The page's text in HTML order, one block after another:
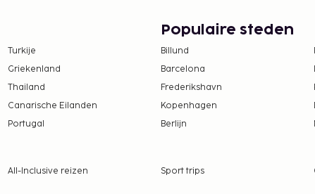
persoon, per nacht.
die jonger zijn dan 14
zijn mogelijk
Turkije
Griekenland
Thailand
Canarische Eilanden
Portugal
Populaire steden
Billund
Barcelona
Frederikshavn
Kopenhagen
Berlijn
All-Inclusive reizen Sport trips